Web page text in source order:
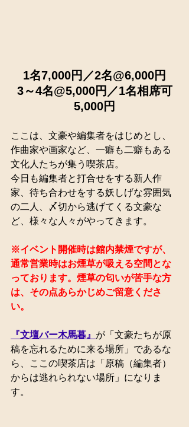
1名7,000円／2名@6,000円
3～4名@5,000円／1名相席可
5,000円
ここは、文豪や編集者をはじめとし、
作曲家や画家など、一癖も二癖もある
文化人たちが集う喫茶店。
今日も編集者と打合せをする新人作
家、待ち合わせをする妖しげな雰囲気
の二人、〆切から逃げてくる文豪な
ど、様々な人々がやってきます。
※イベント開催時は館内禁煙ですが、
通常営業時はお煙草が吸える空間とな
っております。煙草の匂いが苦手な方
は、その点あらかじめご留意くださ
い。
『文壇バー木馬暮』 が「文豪たちが原
稿を忘れるために来る場所」であるな
ら、ここの喫茶店は「原稿（編集者）
からは逃れられない場所」になりま
す。